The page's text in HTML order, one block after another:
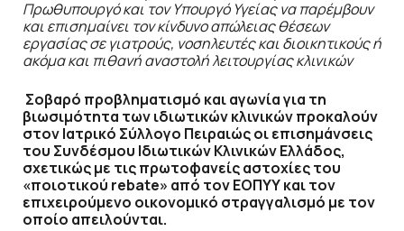
Πρωθυπουργό και τον Υπουργό Υγείας να παρέμβουν
και επισημαίνει τον κίνδυνο απώλειας θέσεων
εργασίας σε γιατρούς, νοσηλευτές και διοικητικούς ή
ακόμα και πιθανή αναστολή λειτουργίας κλινικών
Σοβαρό προβληματισμό και αγωνία για τη
βιωσιμότητα των ιδιωτικών κλινικών προκαλούν
στον Ιατρικό Σύλλογο Πειραιώς οι επισημάνσεις
του Συνδέσμου Ιδιωτικών Κλινικών Ελλάδος,
σχετικώς με τις πρωτοφανείς αστοχίες του
«ποιοτικού rebate» από τον ΕΟΠΥΥ και τον
επιχειρούμενο οικονομικό στραγγαλισμό με τον
οποίο απειλούνται.